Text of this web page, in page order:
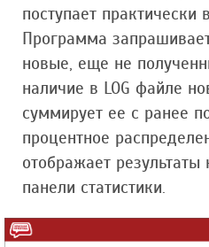
поступает практически
Программа
новые, еще не
наличие в LOG файле
суммирует ее с ранее
процентное
отображает результаты
панели статистики.